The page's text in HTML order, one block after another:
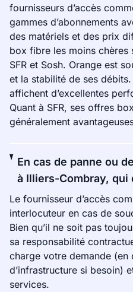
fournisseurs d’accès
gammes d’abonnements
des matériels et des prix
box fibre les moins chères
SFR et Sosh. Orange est
et la stabilité de ses
affichent d’excellentes
Quant à SFR, ses offres
généralement
En cas de panne ou
à Illiers-Combray, qui
Le fournisseur d’accès
interlocuteur en cas de
Bien qu’il ne soit pas
sa responsabilité
charge votre demande (en
d’infrastructure si besoin)
services.